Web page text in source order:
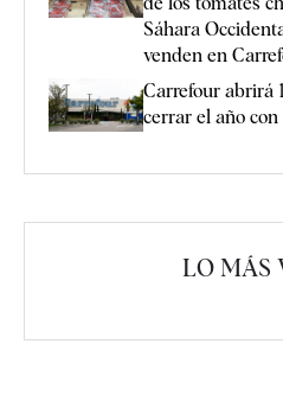
Sáhara
venden en
Carrefour abrirá
cerrar el año
LO MÁS